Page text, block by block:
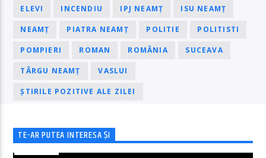
ELEVI INCENDIU IPJ NEAMȚ ISU NEAMȚ
NEAMȚ PIATRA NEAMȚ POLITIE POLITISTI
POMPIERI ROMAN ROMÂNIA SUCEAVA
TÂRGU NEAMȚ VASLUI
ȘTIRILE POZITIVE ALE ZILEI
TE-AR PUTEA INTERESA ȘI